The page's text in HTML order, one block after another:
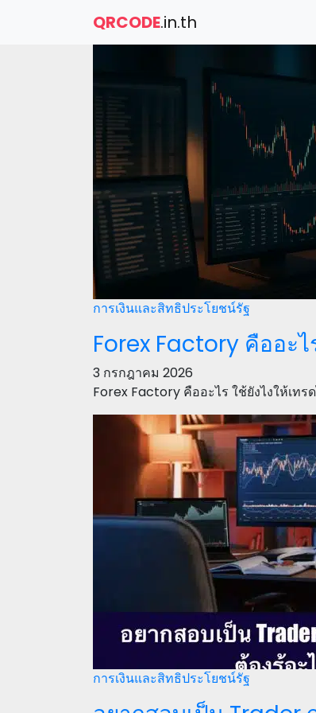
QRCODE.in.th
การเงินและสิทธิประโยชน์รัฐ
Forex Factory คืออะ
3 กรกฎาคม 2026
Forex Factory คืออะไร ใช้ยังไงให้เท
การเงินและสิทธิประโยชน์รัฐ